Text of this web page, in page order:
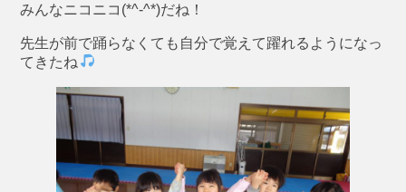
みんなニコニコ(*^-^*)だね！
先生が前で踊らなくても自分で覚えて躍れるようになっ
てきたね